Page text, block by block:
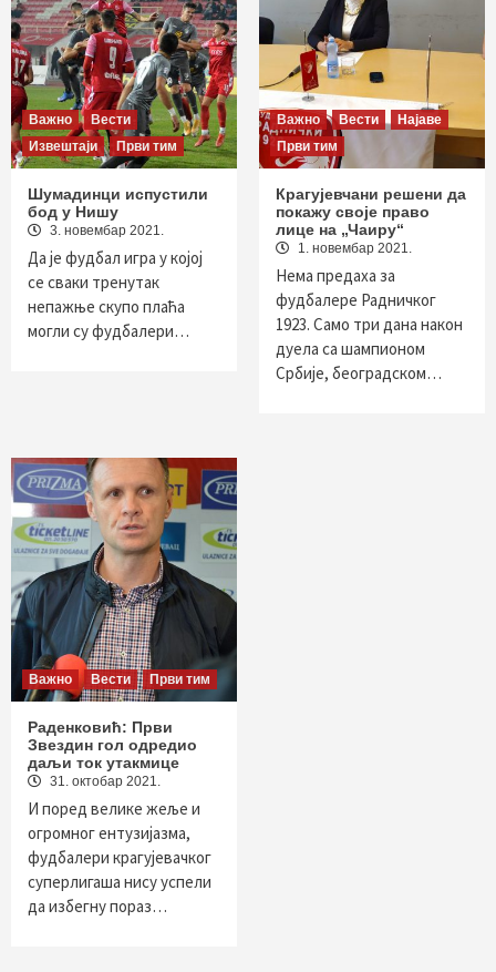
Важно
Вести
Извештаји
Први тим
Шумадинци испустили
бод у Нишу
3. новембар 2021.
Да је фудбал игра у којој
се сваки тренутак
непажње скупо плаћа
могли су фудбалери…
Важно Вести
Најаве
Први тим
Крагујевчани решени да
покажу своје право
лице на „Чаиру“
1. новембар 2021.
Нема предаха за
фудбалере Радничког
1923. Само три дана након
дуела са шампионом
Србије, београдском…
Важно Вести Први тим
Раденковић: Први
Звездин гол одредио
даљи ток утакмице
31. октобар 2021.
И поред велике жеље и
огромног ентузијазма,
фудбалери крагујевачког
суперлигаша нису успели
да избегну пораз…